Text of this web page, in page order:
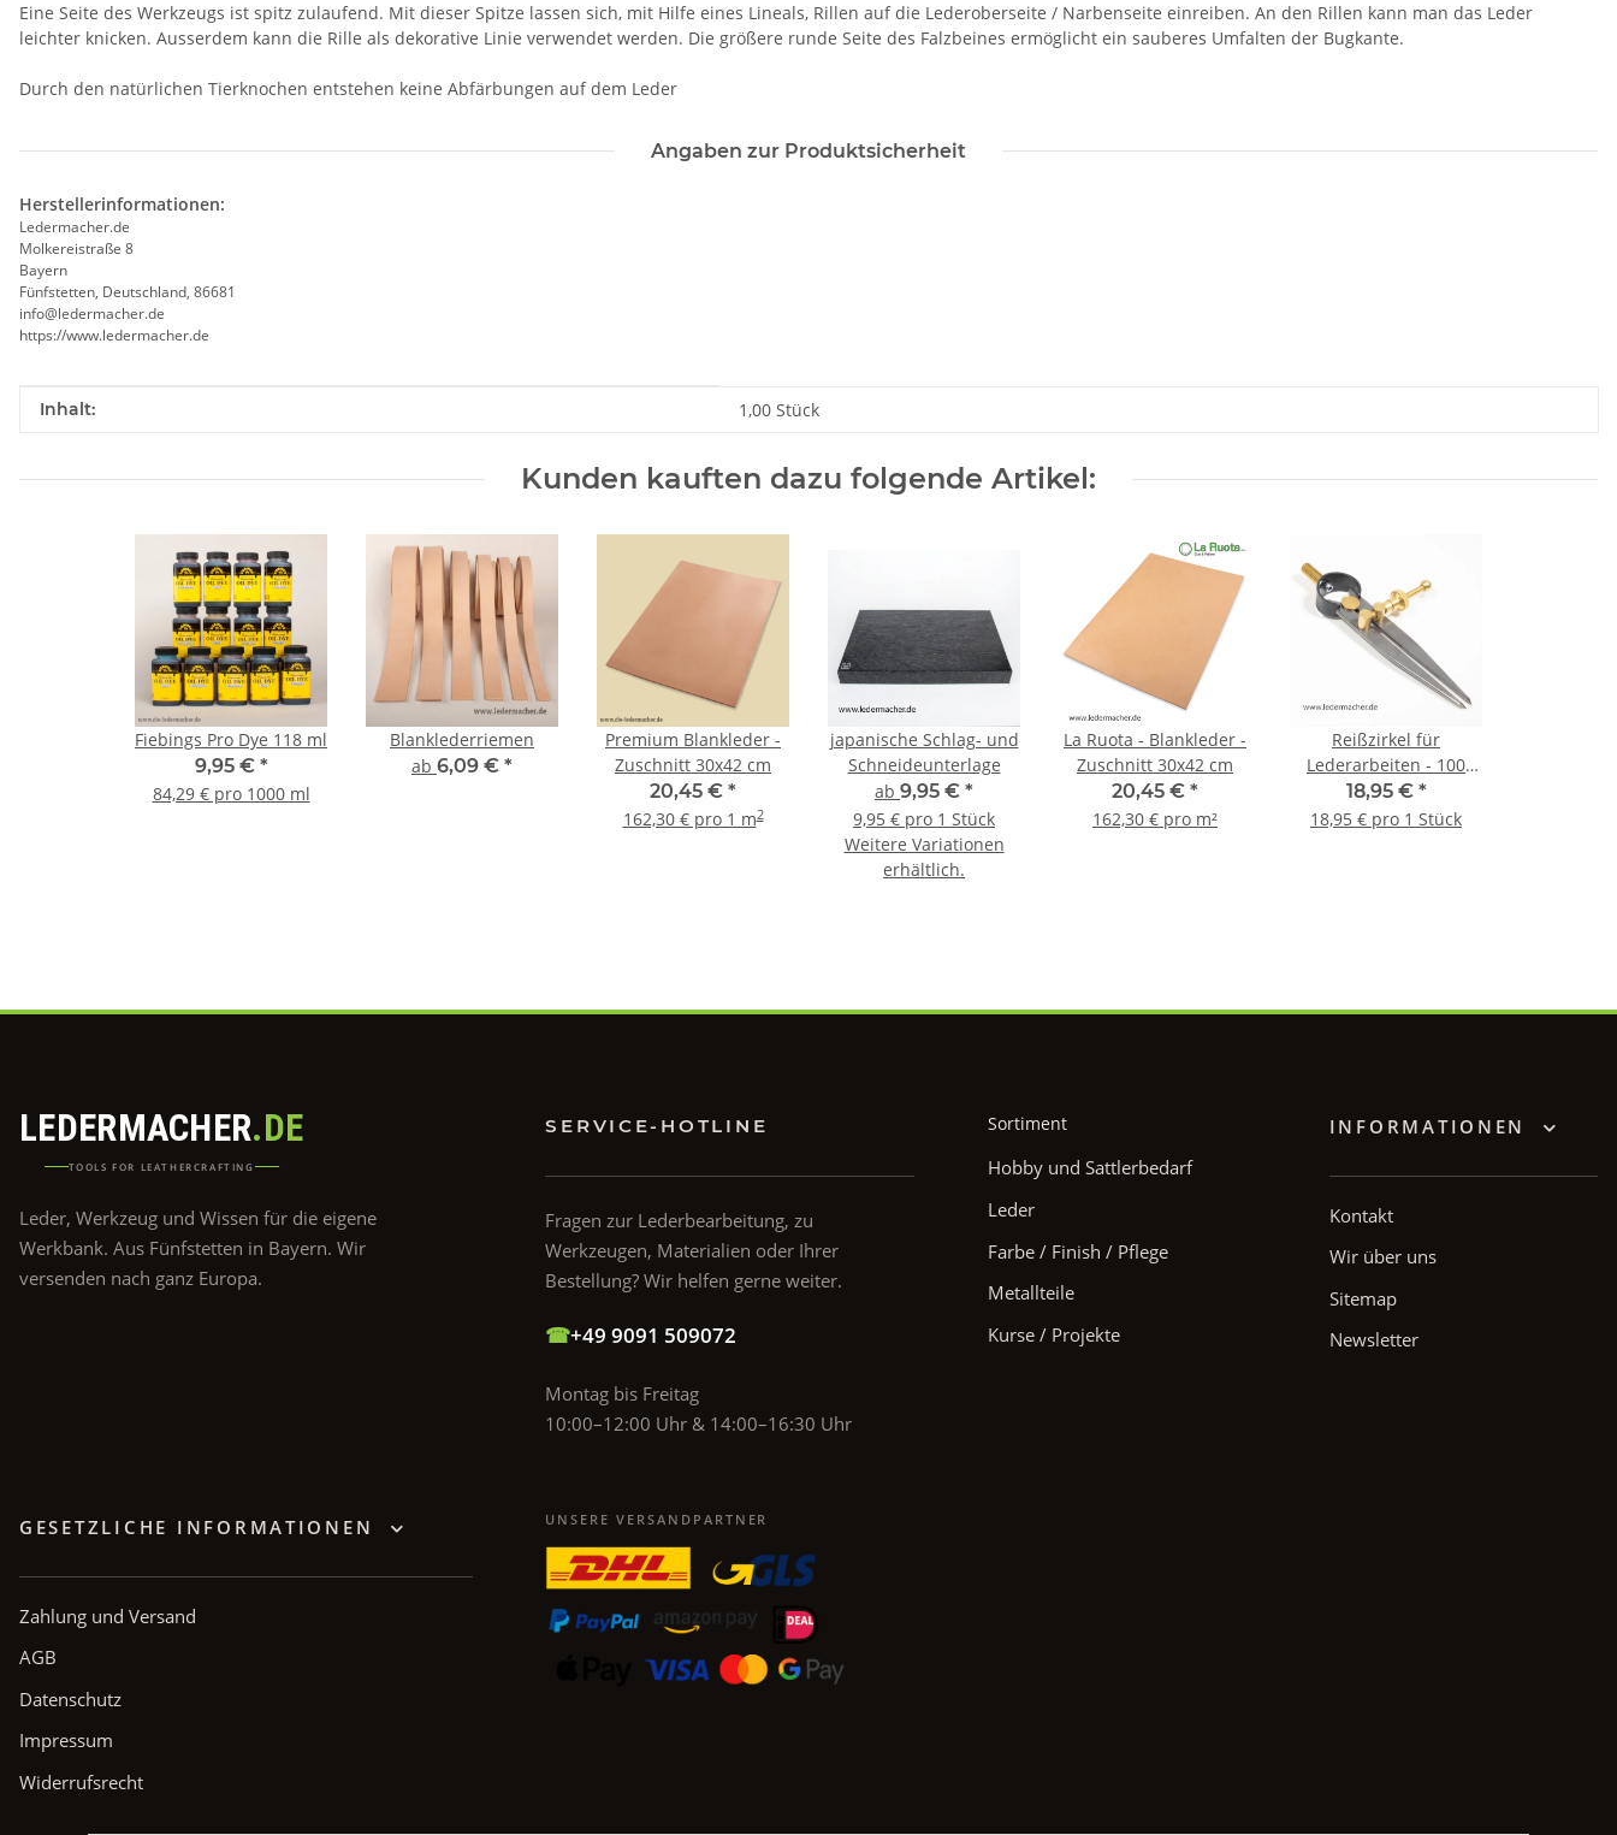
Eine Seite des Werkzeugs ist spitz zulaufend. Mit dieser Spitze lassen sich, mit Hilfe eines Lineals, Rillen auf die Lederoberseite / Narbenseite einreiben. An den Rillen kann man das Leder
leichter knicken. Ausserdem kann die Rille als dekorative Linie verwendet werden. Die größere runde Seite des Falzbeines ermöglicht ein sauberes Umfalten der Bugkante.
Durch den natürlichen Tierknochen entstehen keine Abfärbungen auf dem Leder
Angaben zur Produktsicherheit
Herstellerinformationen:
Ledermacher.de
Molkereistraße 8
Bayern
Fünfstetten, Deutschland, 86681
info@ledermacher.de
https://www.ledermacher.de
Produkteigenschaft
Wert
Inhalt: 1,00 Stück
Kunden kauften dazu folgende Artikel:
Fiebings Pro Dye 118 ml
9,95 € *
84,29 € pro 1000 ml
Blanklederriemen
ab 6,09 € *
Premium Blankleder -
Zuschnitt 30x42 cm
20,45 € *
162,30 € pro 1 m2
japanische Schlag- und
Schneideunterlage
ab 9,95 € *
9,95 € pro 1 Stück
Weitere Variationen
erhältlich.
La Ruota - Blankleder -
Zuschnitt 30x42 cm
20,45 € *
162,30 € pro m²
Reißzirkel für
Lederarbeiten - 100
mm
18,95 € *
18,95 € pro 1 Stück
LEDERMACHER.DE
TOOLS FOR LEATHERCRAFTING
Leder, Werkzeug und Wissen für die eigene
Werkbank. Aus Fünfstetten in Bayern. Wir
versenden nach ganz Europa.
SERVICE-HOTLINE
Fragen zur Lederbearbeitung, zu
Werkzeugen, Materialien oder Ihrer
Bestellung? Wir helfen gerne weiter.
☎+49 9091 509072
Montag bis Freitag
10:00–12:00 Uhr & 14:00–16:30 Uhr
Sortiment
Hobby und Sattlerbedarf
Leder
Farbe / Finish / Pflege
Metallteile
Kurse / Projekte
INFORMATIONEN
Kontakt
Wir über uns
Sitemap
Newsletter
GESETZLICHE INFORMATIONEN
Zahlung und Versand
AGB
Datenschutz
Impressum
Widerrufsrecht
UNSERE VERSANDPARTNER